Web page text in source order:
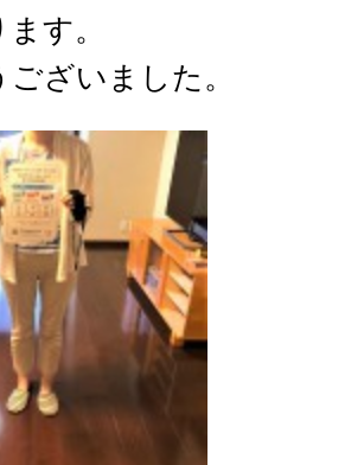
す。
ざいました。